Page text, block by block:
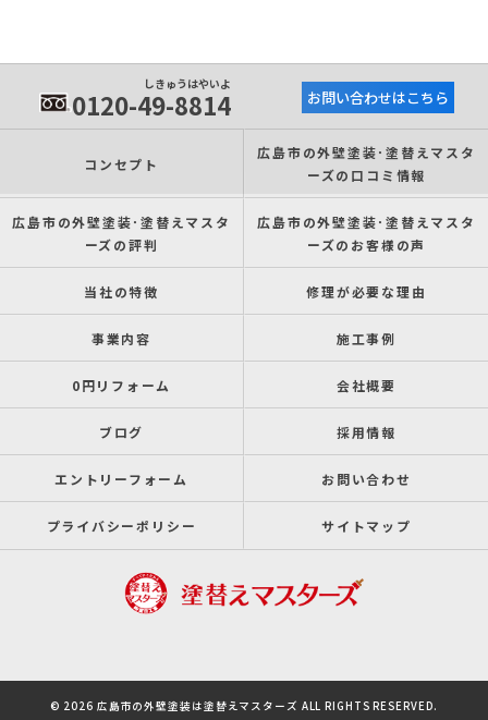
しきゅうはやいよ
0120-49-8814 お問い合わせはこちら
コンセプト
広島市の外壁塗装･塗替えマスタ
ーズの口コミ情報
広島市の外壁塗装･塗替えマスタ
ーズの評判
広島市の外壁塗装･塗替えマスタ
ーズのお客様の声
当社の特徴 修理が必要な理由
事業内容 施工事例
0円リフォーム 会社概要
ブログ 採用情報
エントリーフォーム お問い合わせ
プライバシーポリシー サイトマップ
© 2026 広島市の外壁塗装は塗替えマスターズ ALL RIGHTS RESERVED.